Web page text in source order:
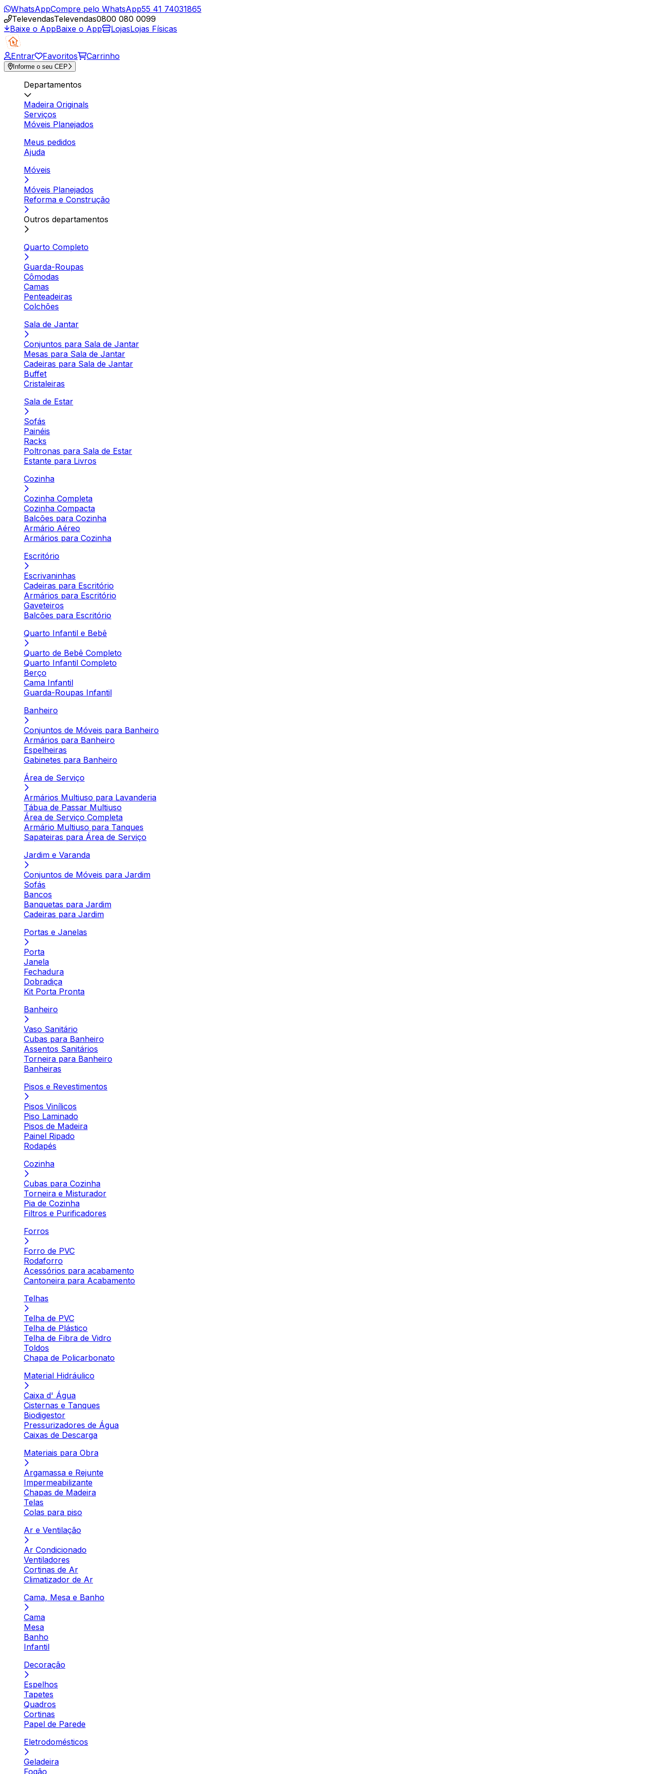
WhatsAppCompre pelo WhatsApp55 41 74031865
TelevendasTelevendas0800 080 0099
Baixe o AppBaixe o App LojasLojas Físicas
Entrar Favoritos Carrinho
Informe o seu CEP
Departamentos
Madeira Originals
Serviços
Móveis Planejados
Meus pedidos
Ajuda
Móveis
Móveis Planejados
Reforma e Construção
Outros departamentos
Quarto Completo
Guarda-Roupas
Cômodas
Camas
Penteadeiras
Colchões
Sala de Jantar
Conjuntos para Sala de Jantar
Mesas para Sala de Jantar
Cadeiras para Sala de Jantar
Buffet
Cristaleiras
Sala de Estar
Sofás
Painéis
Racks
Poltronas para Sala de Estar
Estante para Livros
Cozinha
Cozinha Completa
Cozinha Compacta
Balcões para Cozinha
Armário Aéreo
Armários para Cozinha
Escritório
Escrivaninhas
Cadeiras para Escritório
Armários para Escritório
Gaveteiros
Balcões para Escritório
Quarto Infantil e Bebê
Quarto de Bebê Completo
Quarto Infantil Completo
Berço
Cama Infantil
Guarda-Roupas Infantil
Banheiro
Conjuntos de Móveis para Banheiro
Armários para Banheiro
Espelheiras
Gabinetes para Banheiro
Área de Serviço
Armários Multiuso para Lavanderia
Tábua de Passar Multiuso
Área de Serviço Completa
Armário Multiuso para Tanques
Sapateiras para Área de Serviço
Jardim e Varanda
Conjuntos de Móveis para Jardim
Sofás
Bancos
Banquetas para Jardim
Cadeiras para Jardim
Portas e Janelas
Porta
Janela
Fechadura
Dobradiça
Kit Porta Pronta
Banheiro
Vaso Sanitário
Cubas para Banheiro
Assentos Sanitários
Torneira para Banheiro
Banheiras
Pisos e Revestimentos
Pisos Vinílicos
Piso Laminado
Pisos de Madeira
Painel Ripado
Rodapés
Cozinha
Cubas para Cozinha
Torneira e Misturador
Pia de Cozinha
Filtros e Purificadores
Forros
Forro de PVC
Rodaforro
Acessórios para acabamento
Cantoneira para Acabamento
Telhas
Telha de PVC
Telha de Plástico
Telha de Fibra de Vidro
Toldos
Chapa de Policarbonato
Material Hidráulico
Caixa d' Água
Cisternas e Tanques
Biodigestor
Pressurizadores de Água
Caixas de Descarga
Materiais para Obra
Argamassa e Rejunte
Impermeabilizante
Chapas de Madeira
Telas
Colas para piso
Ar e Ventilação
Ar Condicionado
Ventiladores
Cortinas de Ar
Climatizador de Ar
Cama, Mesa e Banho
Cama
Mesa
Banho
Infantil
Decoração
Espelhos
Tapetes
Quadros
Cortinas
Papel de Parede
Eletrodomésticos
Geladeira
Fogão